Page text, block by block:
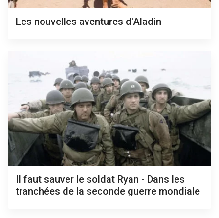
Les nouvelles aventures d'Aladin
Il faut sauver le soldat Ryan - Dans les
tranchées de la seconde guerre mondiale